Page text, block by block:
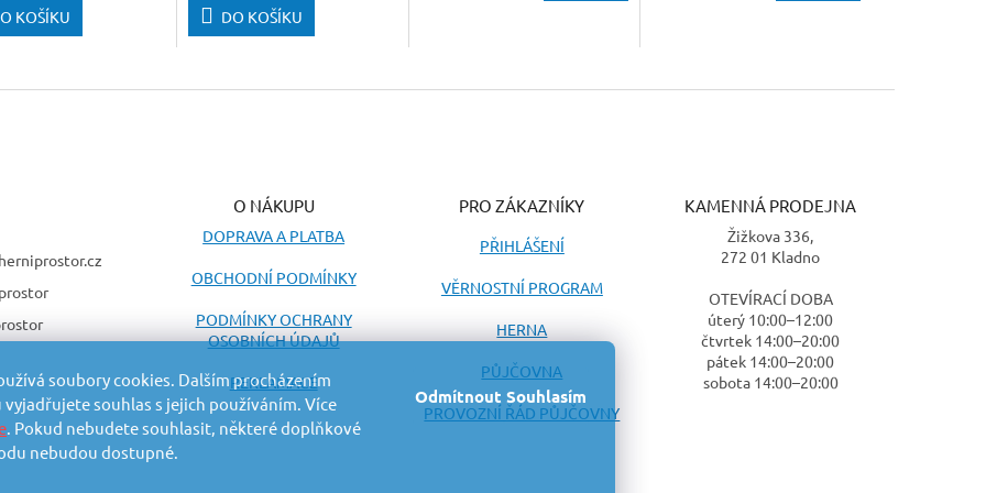
soubory cookies. Dalším procházením
souhlas s jejich používáním. Více
. Pokud nebudete souhlasit, některé doplňkové
nebudou dostupné.
Odmítnout Souhlasím
KOŠÍKU DO KOŠÍKU
herniprostor.cz
O NÁKUPU
DOPRAVA A PLATBA
OBCHODNÍ PODMÍNKY
PODMÍNKY OCHRANY
OSOBNÍCH ÚDAJŮ
REKLAMACE
PRO ZÁKAZNÍKY
PŘIHLÁŠENÍ
VĚRNOSTNÍ PROGRAM
HERNA
PŮJČOVNA
PROVOZNÍ ŘÁD PŮJČOVNY
KAMENNÁ PRODEJNA
Žižkova 336,
272 01 Kladno
OTEVÍRACÍ DOBA
úterý 10:00–12:00
čtvrtek 14:00–20:00
pátek 14:00–20:00
sobota 14:00–20:00